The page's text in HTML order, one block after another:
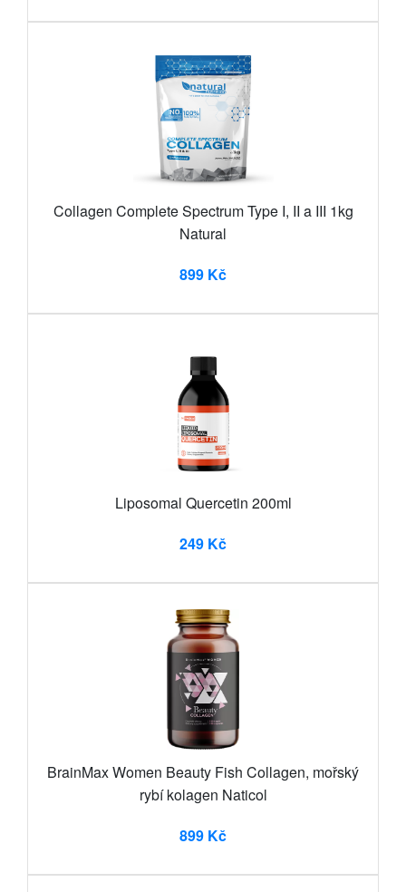
Collagen Complete Spectrum Type I, II a III 1kg
Natural
899 Kč
Liposomal Quercetin 200ml
249 Kč
BrainMax Women Beauty Fish Collagen, mořský
rybí kolagen Naticol
899 Kč